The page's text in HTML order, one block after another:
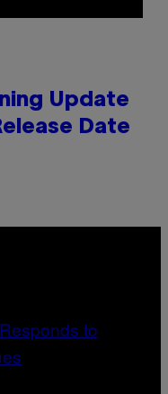
Update
Date